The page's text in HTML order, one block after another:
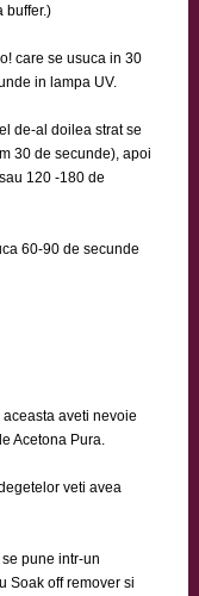
buffer.)
care se usuca in 30
in lampa UV.
de-al doilea strat se
30 de secunde), apoi
120 -180 de
60-90 de secunde
aveti nevoie
Acetona Pura.
veti avea
pune intr-un
Soak off remover si